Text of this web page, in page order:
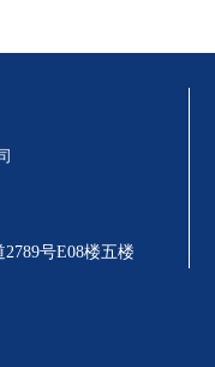
号E08楼五楼